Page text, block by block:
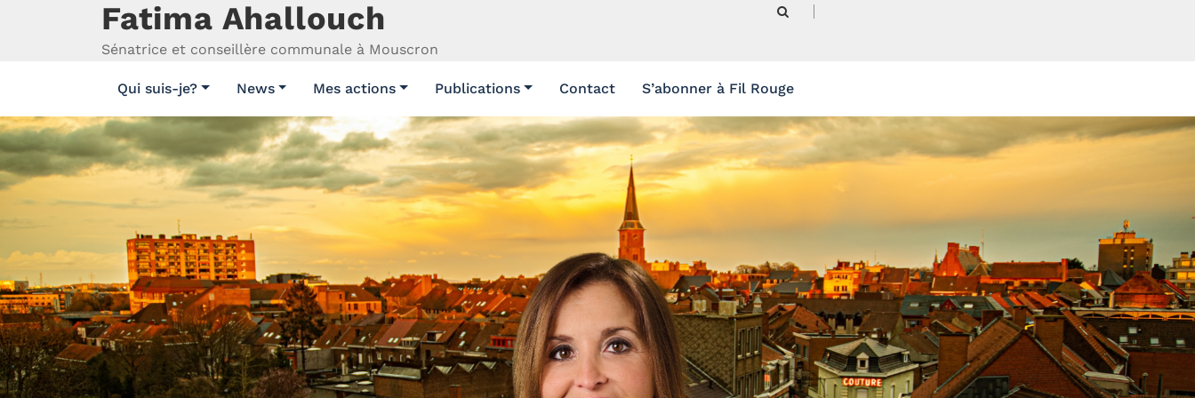
Fatima Ahallouch
Sénatrice et conseillère communale à Mouscron
Qui suis-je? News Mes actions Publications Contact S’abonner à Fil Rouge